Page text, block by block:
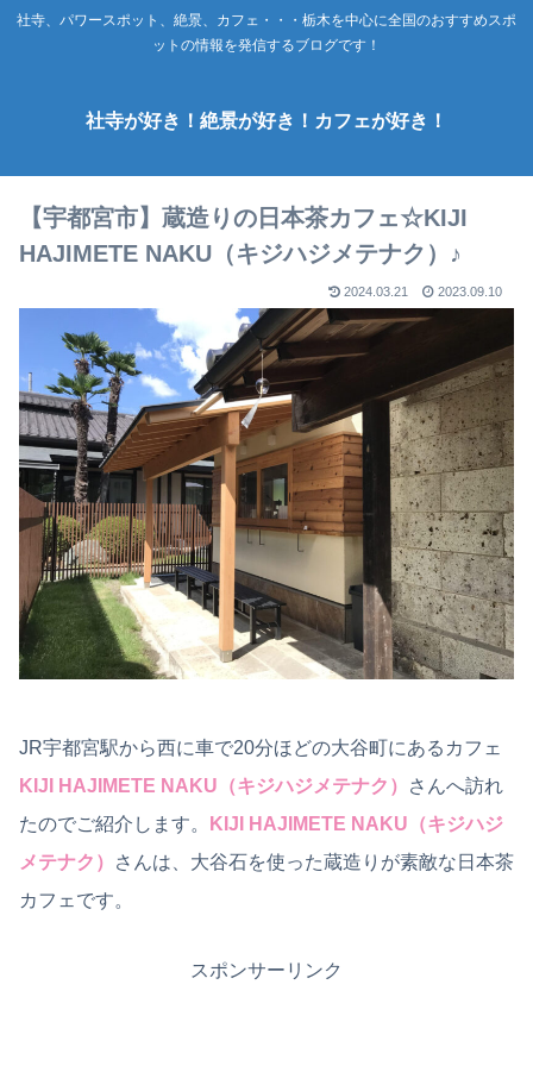
社寺、パワースポット、絶景、カフェ・・・栃木を中心に全国のおすすめスポ
ットの情報を発信するブログです！
社寺が好き！絶景が好き！カフェが好き！
【宇都宮市】蔵造りの日本茶カフェ☆KIJI
HAJIMETE NAKU（キジハジメテナク）♪
2024.03.21 2023.09.10
JR宇都宮駅から西に車で20分ほどの大谷町にあるカフェ
KIJI HAJIMETE NAKU（キジハジメテナク）
さんへ訪れ
たのでご紹介します。
KIJI HAJIMETE NAKU（キジハジ
メテナク）
さんは、大谷石を使った蔵造りが素敵な日本茶
カフェです。
スポンサーリンク